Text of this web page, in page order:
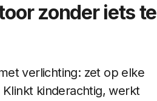
zonder iets te
verlichting: zet op elke
kinderachtig, werkt